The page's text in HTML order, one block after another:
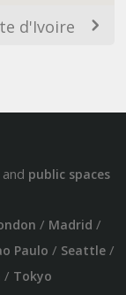
d'Ivoire
public spaces
/ Madrid /
Paulo / Seattle/
/ Tokyo